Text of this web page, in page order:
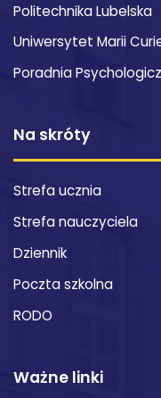
Politechnika Lubelska
Uniwersytet Marii
Poradnia
Na skróty
Strefa ucznia
Strefa nauczyciela
Dziennik
Poczta szkolna
RODO
Ważne linki